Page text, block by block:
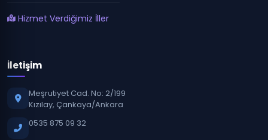
Hizmet Verdiğimiz İller
İletişim
Meşrutiyet Cad. No: 2/199
Kızılay, Çankaya/Ankara
0535 875 09 32